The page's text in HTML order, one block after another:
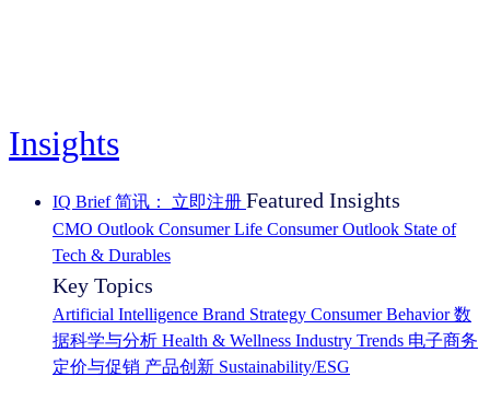
Insights
IQ Brief 简讯： 立即注册 Featured Insights
CMO Outlook Consumer Life Consumer Outlook State of
Tech & Durables
Key Topics
Artificial Intelligence Brand Strategy Consumer Behavior 数
据科学与分析 Health & Wellness Industry Trends 电子商务
定价与促销 产品创新 Sustainability/ESG